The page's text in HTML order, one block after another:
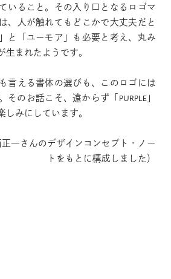
いること。その入り口となるロゴマ
、人が触れてもどこかで大丈夫だと
と「ユーモア」も必要と考え、丸み
生まれたようです。
言える書体の選びも、このロゴには
のお話こそ、遠からず「PURPLE」
しみにしています。
正一さんのデザインコンセプト・ノー
トをもとに構成しました）